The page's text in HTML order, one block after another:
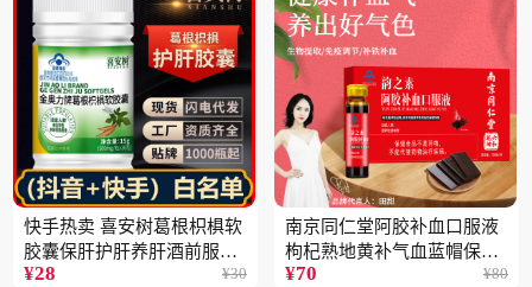
快手热卖 喜安树葛根枳椇软
胶囊保肝护肝养肝酒前服用
保健品批发2瓶
¥28 ¥30
南京同仁堂阿胶补血口服液
枸杞熟地黄补气血蓝帽保健
品100ML
¥70 ¥80